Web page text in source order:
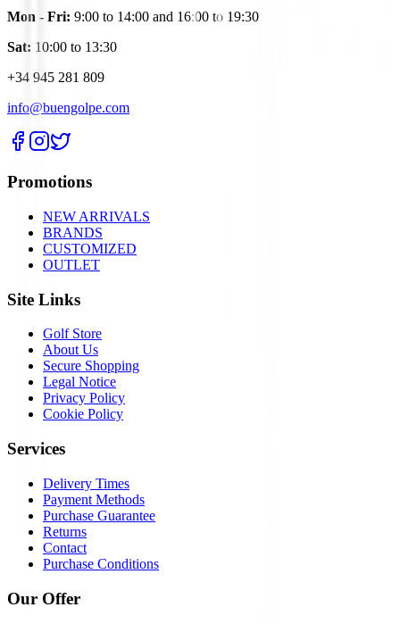
Mon - Fri: 9:00 to 14:00 and 16:00 to 19:30
Sat: 10:00 to 13:30
+34 945 281 809
info@buengolpe.com
Promotions
NEW ARRIVALS
BRANDS
CUSTOMIZED
OUTLET
Site Links
Golf Store
About Us
Secure Shopping
Legal Notice
Privacy Policy
Cookie Policy
Services
Delivery Times
Payment Methods
Purchase Guarantee
Returns
Contact
Purchase Conditions
Our Offer